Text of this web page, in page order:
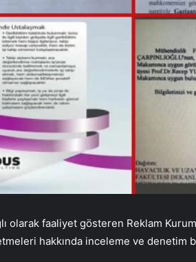
olarak faaliyet gösteren Reklam
hakkında inceleme ve denetim